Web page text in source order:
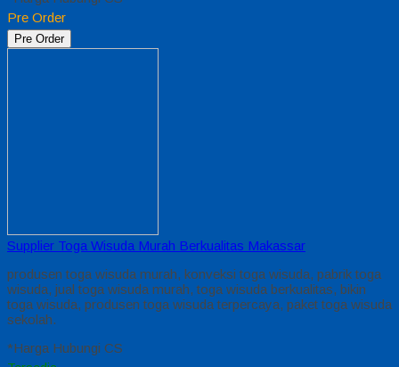
Pre Order
Pre Order
Supplier Toga Wisuda Murah Berkualitas Makassar
produsen toga wisuda murah, konveksi toga wisuda, pabrik toga
wisuda, jual toga wisuda murah, toga wisuda berkualitas, bikin
toga wisuda, produsen toga wisuda terpercaya, paket toga wisuda
sekolah.
*Harga Hubungi CS